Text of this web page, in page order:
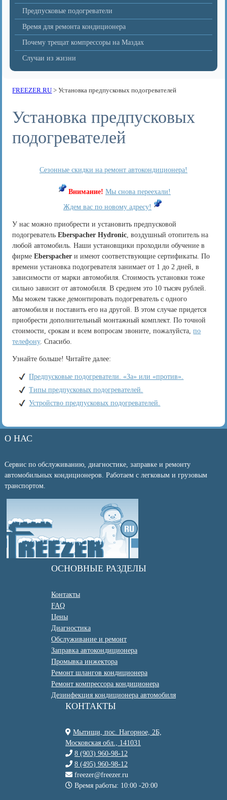
Предпусковые подогреватели
Время для ремонта кондиционера
Почему трещат компрессоры на Маздах
Случаи из жизни
FREEZER.RU >Установка предпусковых подогревателей
Установка предпусковых
подогревателей
Сезонные скидки на ремонт автокондиционера!
Внимание! Мы снова переехали!
Ждем вас по новому адресу!
У нас можно приобрести и установить предпусковой
подогревательEberspacher Hydronic, воздушный отопитель на
любой автомобиль. Наши установщики проходили обучение в
фирмеEberspacher и имеют соответствующие сертификаты. По
времени установка подогревателя занимает от 1 до 2 дней, в
зависимости от марки автомобиля. Стоимость установки тоже
сильно зависит от автомобиля. В среднем это 10 тысяч рублей.
Мы можем также демонтировать подогреватель с одного
автомобиля и поставить его на другой. В этом случае придется
приобрести дополнительный монтажный комплект. По точной
стоимости, срокам и всем вопросам звоните, пожалуйста,по
телефону. Спасибо.
Узнайте больше! Читайте далее:
Предпусковые подогреватели. «За» или «против».
Типы предпусковых подогревателей.
Устройство предпусковых подогревателей.
О НАС
Сервис по обслуживанию, диагностике, заправке и ремонту
автомобильных кондиционеров. Работаем с легковым и грузовым
транспортом.
ОСНОВНЫЕ РАЗДЕЛЫ
Контакты
FAQ
Цены
Диагностика
Обслуживание и ремонт
Заправка автокондиционера
Промывка инжектора
Ремонт шлангов кондиционера
Ремонт компрессора кондиционера
Дезинфекция кондиционера автомобиля
КОНТАКТЫ
Мытищи, пос. Нагорное, 2Б,
Московская обл., 141031
8 (903) 960-98-12
8 (495) 960-98-12
freezer@freezer.ru
Время работы: 10:00 -20:00